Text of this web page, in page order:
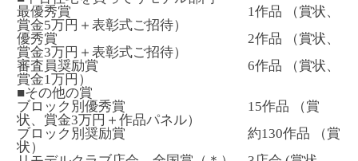
最優秀賞 1作品 （賞状、
賞金5万円＋表彰式ご招待）
優秀賞 2作品 （賞状、
賞金3万円＋表彰式ご招待）
審査員奨励賞 6作品 （賞状、
賞金1万円）
■その他の賞
ブロック別優秀賞 15作品 （賞
状、賞金3万円＋作品パネル）
ブロック別奨励賞 約130作品 （賞
状）